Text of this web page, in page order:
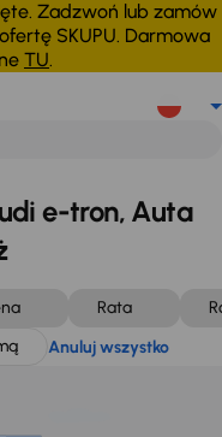
Zadzwoń lub zamów
SKUPU. Darmowa
TU.
Anuluj wszystko
e-tron, Auta
Rata
Anuluj wszystko